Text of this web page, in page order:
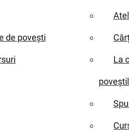
de povești
La